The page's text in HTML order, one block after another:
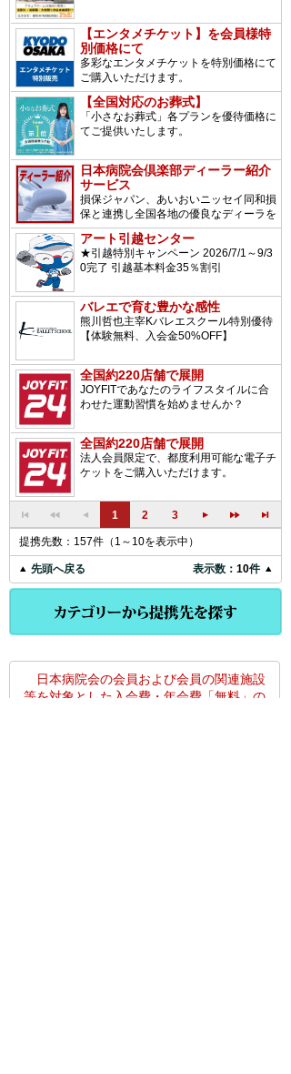
【エンタメチケット】を会員様特
別価格にて
多彩なエンタメチケットを特別価格にて
ご購入いただけます。
【全国対応のお葬式】
「小さなお葬式」各プランを優待価格に
てご提供いたします。
日本病院会倶楽部ディーラー紹介
サービス
損保ジャパン、あいおいニッセイ同和損
保と連携し全国各地の優良なディーラを
ご紹介。
アート引越センター
★引越特別キャンペーン 2026/7/1～9/3
0完了 引越基本料金35％割引
バレエで育む豊かな感性
熊川哲也主宰Kバレエスクール特別優待
【体験無料、入会金50%OFF】
全国約220店舗で展開
JOYFITであなたのライフスタイルに合
わせた運動習慣を始めませんか？
全国約220店舗で展開
法人会員限定で、都度利用可能な電子チ
ケットをご購入いただけます。
1 2 3
提携先数：157件（1～10を表示中）
先頭へ戻る 表示数：10件
日本病院会の会員および会員の関連施設
等を対象とした入会費・年会費「無料」の